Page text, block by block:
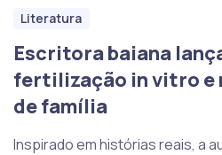
Literatura
Escritora baiana
fertilização in vitro e
de família
Inspirado em histórias reais, a